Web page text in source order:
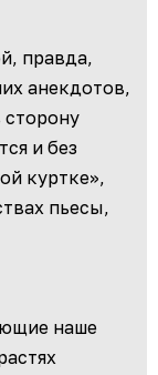
правда,
анекдотов,
и без
куртке»,
пьесы,
наше